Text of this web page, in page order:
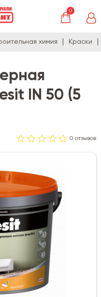
0
химия Краски
IN 50 (5
0 отзывов